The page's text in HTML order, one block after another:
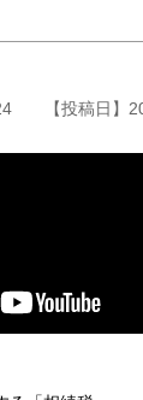
【投稿日】